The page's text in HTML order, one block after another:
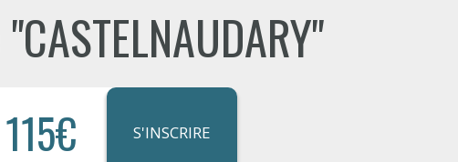
115€ S'INSCRIRE